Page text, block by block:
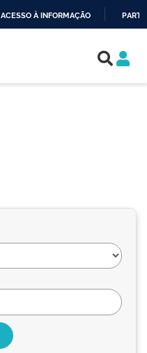
ACESSO À INFORMAÇÃO